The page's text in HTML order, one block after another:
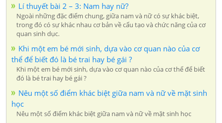
Lí thuyết bài 2 – 3: Nam hay nữ?
Ngoài những đặc điểm chung, giữa nam và nữ có sự khác biệt,
trong đó có sự khác nhau cơ bản về cấu tạo và chức năng của cơ
quan sinh dục.
Khi một em bé mới sinh, dựa vào cơ quan nào của cơ
thể để biết đó là bé trai hay bé gái ?
Khi một em bé mới sinh, dựa vào cơ quan nào của cơ thể để biết
đó là bé trai hay bé gái ?
Nêu một số điểm khác biệt giữa nam và nữ về mặt sinh
học
Nêu một số điểm khác biệt giữa nam và nữ về mặt sinh học